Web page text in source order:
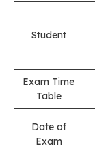
Student
Exam Time
Table
Date of
Exam